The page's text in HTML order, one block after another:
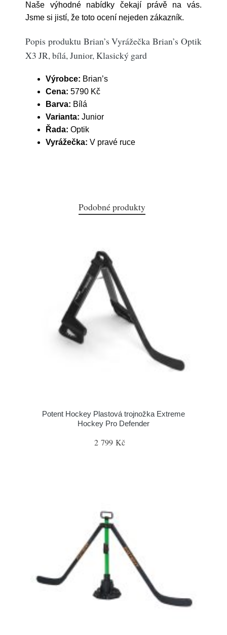
Naše výhodné nabídky čekají právě na vás.
Jsme si jistí, že toto ocení nejeden zákazník.
Popis produktu Brian’s Vyrážečka Brian’s Optik
X3 JR, bílá, Junior, Klasický gard
Výrobce: Brian’s
Cena: 5790 Kč
Barva: Bílá
Varianta: Junior
Řada: Optik
Vyrážečka: V pravé ruce
Podobné produkty
Potent Hockey Plastová trojnožka Extreme
Hockey Pro Defender
2 799 Kč